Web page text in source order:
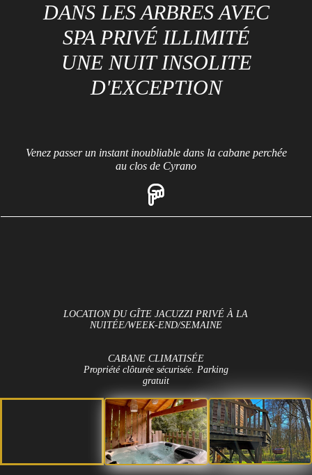
DANS LES ARBRES AVEC
SPA PRIVÉ ILLIMITÉ
UNE NUIT INSOLITE
D'EXCEPTION
Venez passer un instant inoubliable dans la cabane perchée
au clos de Cyrano
LOCATION DU GÎTE JACUZZI PRIVÉ À LA
NUITÉE/WEEK-END/SEMAINE
CABANE CLIMATISÉE
Propriété clôturée sécurisée. Parking
gratuit